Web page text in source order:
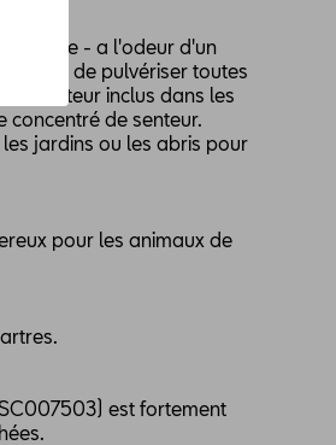
durable - a l'odeur d'un
de pulvériser toutes
senteur inclus dans les
concentré de senteur.
jardins ou les abris pour
pour les animaux de
est fortement